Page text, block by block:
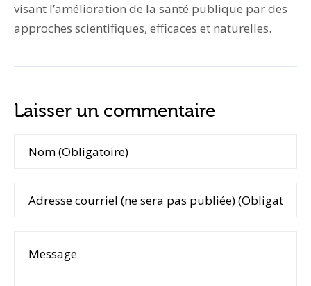
visant l’amélioration de la santé publique par des
approches scientifiques, efficaces et naturelles.
Laisser un commentaire